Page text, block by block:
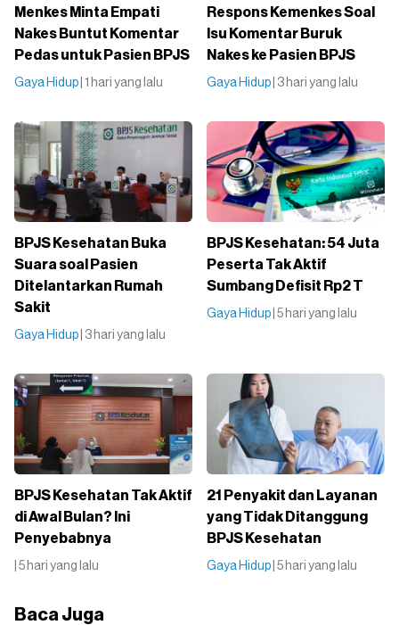
Menkes Minta Empati
Nakes Buntut Komentar
Pedas untuk Pasien BPJS
Gaya Hidup | 1 hari yang lalu
Respons Kemenkes Soal
Isu Komentar Buruk
Nakes ke Pasien BPJS
Gaya Hidup | 3 hari yang lalu
BPJS Kesehatan Buka
Suara soal Pasien
Ditelantarkan Rumah
Sakit
Gaya Hidup | 3 hari yang lalu
BPJS Kesehatan: 54 Juta
Peserta Tak Aktif
Sumbang Defisit Rp2 T
Gaya Hidup | 5 hari yang lalu
BPJS Kesehatan Tak Aktif
di Awal Bulan? Ini
Penyebabnya
| 5 hari yang lalu
21 Penyakit dan Layanan
yang Tidak Ditanggung
BPJS Kesehatan
Gaya Hidup | 5 hari yang lalu
Baca Juga